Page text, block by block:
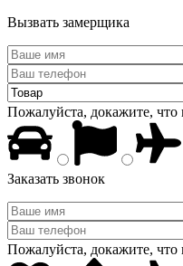
Вызвать замерщика
Пожалуйста, докажите, что
Заказать звонок
Пожалуйста, докажите, что